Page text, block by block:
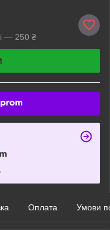
— 250 ₴
Оплата Умови